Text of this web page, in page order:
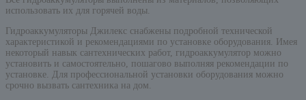
использовать их для горячей воды.
Гидроаккумуляторы Джилекс снабжены подробной технической
характеристикой и рекомендациями по установке оборудования. Имея
некоторый навык сантехнических работ, гидроаккумулятор можно
установить и самостоятельно, пошагово выполняя рекомендации по
установке. Для профессиональной установки оборудования можно
срочно вызвать сантехника на дом.